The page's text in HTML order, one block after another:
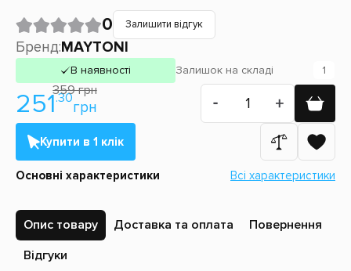
0 Залишити відгук
Бренд:MAYTONI
В наявності Залишок на складі 1
359 грн
251.30
грн
Купити в 1 клік
Основні характеристики Всі характеристики
Опис товару Доставка та оплата
Повернення
Відгуки